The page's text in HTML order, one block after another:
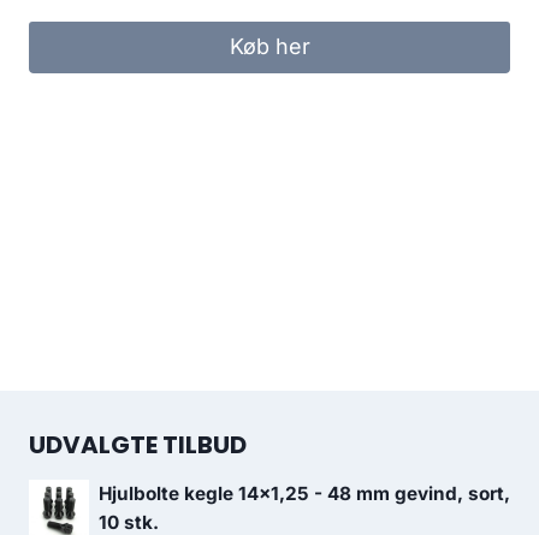
Køb her
UDVALGTE TILBUD
Hjulbolte kegle 14x1,25 - 48 mm gevind, sort,
10 stk.